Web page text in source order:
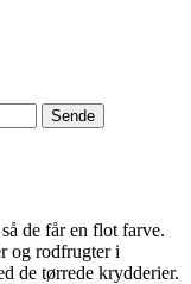
Sende
de får en flot farve.
og rodfrugter i
de tørrede krydderier.